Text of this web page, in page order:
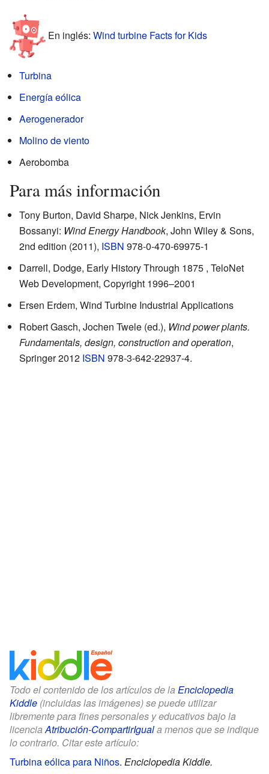
En inglés: Wind turbine Facts for Kids
Turbina
Energía eólica
Aerogenerador
Molino de viento
Aerobomba
Para más información
Tony Burton, David Sharpe, Nick Jenkins, Ervin
Bossanyi: Wind Energy Handbook, John Wiley & Sons,
2nd edition (2011), ISBN 978-0-470-69975-1
Darrell, Dodge, Early History Through 1875 , TeloNet
Web Development, Copyright 1996–2001
Ersen Erdem, Wind Turbine Industrial Applications
Robert Gasch, Jochen Twele (ed.), Wind power plants.
Fundamentals, design, construction and operation,
Springer 2012 ISBN 978-3-642-22937-4.
Todo el contenido de los artículos de la Enciclopedia
Kiddle (incluidas las imágenes) se puede utilizar
libremente para fines personales y educativos bajo la
licenciaAtribución-CompartirIguala menos que se indique
lo contrario. Citar este artículo:
Turbina eólica para Niños. Enciclopedia Kiddle.